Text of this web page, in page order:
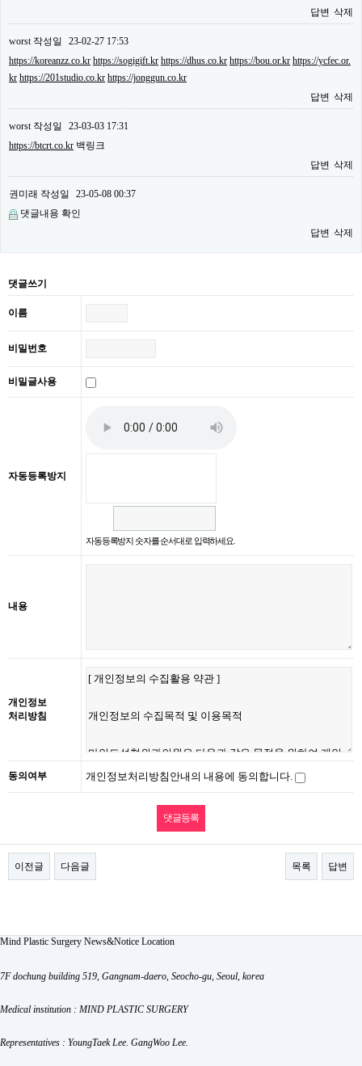
답변 삭제
worst작성일
23-02-27 17:53
https://koreanzz.co.kr https://sogigift.kr https://dhus.co.kr https://bou.or.kr https://ycfec.or.
kr https://201studio.co.kr https://jonggun.co.kr
답변 삭제
worst작성일
23-03-03 17:31
https://btcrt.co.kr 백링크
답변 삭제
권미래 작성일
23-05-08 00:37
댓글내용 확인
답변 삭제
댓글쓰기
이름
비밀번호
비밀글사용
자동등록방지
자동등록방지 숫자를 순서대로 입력하세요.
내용
개인정보
처리방침
동의여부 개인정보처리방침안내의 내용에 동의합니다.
이전글 다음글 목록 답변
Mind Plastic Surgery News&Notice Location
7F dochung building 519, Gangnam-daero, Seocho-gu, Seoul, korea
Medical institution : MIND PLASTIC SURGERY
Representatives : YoungTaek Lee. GangWoo Lee.